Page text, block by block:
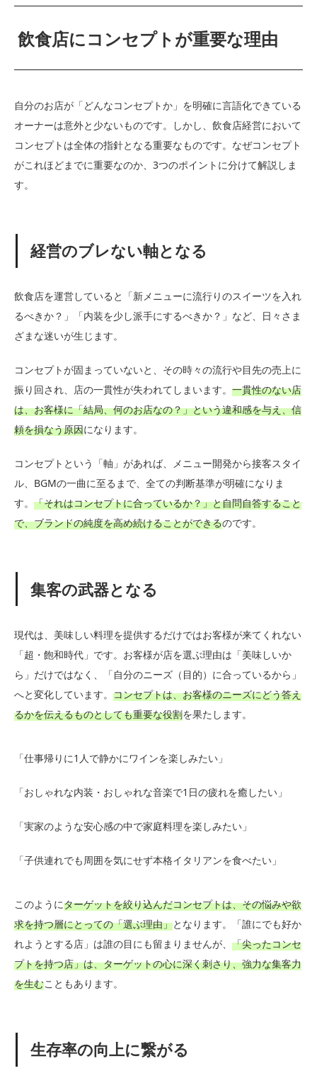
飲食店にコンセプトが重要な理由
自分のお店が「どんなコンセプトか」を明確に言語化できている
オーナーは意外と少ないものです。しかし、飲食店経営において
コンセプトは全体の指針となる重要なものです。なぜコンセプト
がこれほどまでに重要なのか、3つのポイントに分けて解説しま
す。
経営のブレない軸となる
飲食店を運営していると「新メニューに流行りのスイーツを入れ
るべきか？」「内装を少し派手にするべきか？」など、日々さま
ざまな迷いが生じます。
コンセプトが固まっていないと、その時々の流行や目先の売上に
振り回され、店の一貫性が失われてしまいます。 一貫性のない店
は、お客様に「結局、何のお店なの？」という違和感を与え、信
頼を損なう原因になります。
コンセプトという「軸」があれば、メニュー開発から接客スタイ
ル、BGMの一曲に至るまで、全ての判断基準が明確になりま
す。 「それはコンセプトに合っているか？」と自問自答すること
で、ブランドの純度を高め続けることができるのです。
集客の武器となる
現代は、美味しい料理を提供するだけではお客様が来てくれない
「超・飽和時代」です。お客様が店を選ぶ理由は「美味しいか
ら」だけではなく、「自分のニーズ（目的）に合っているから」
へと変化しています。 コンセプトは、お客様のニーズにどう答え
るかを伝えるものとしても重要な役割を果たします。
「仕事帰りに1人で静かにワインを楽しみたい」
「おしゃれな内装・おしゃれな音楽で1日の疲れを癒したい」
「実家のような安心感の中で家庭料理を楽しみたい」
「子供連れでも周囲を気にせず本格イタリアンを食べたい」
このようにターゲットを絞り込んだコンセプトは、その悩みや欲
求を持つ層にとっての「選ぶ理由」となります。「誰にでも好か
れようとする店」は誰の目にも留まりませんが、 「尖ったコンセ
プトを持つ店」は、ターゲットの心に深く刺さり、強力な集客力
を生むこともあります。
生存率の向上に繋がる